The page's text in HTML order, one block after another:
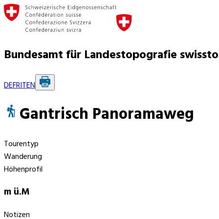
Bundesamt für Landestopografie
DEFRITEN
Gantrisch Panoramaweg
Tourentyp
Wanderung
Höhenprofil
m ü.M
Notizen